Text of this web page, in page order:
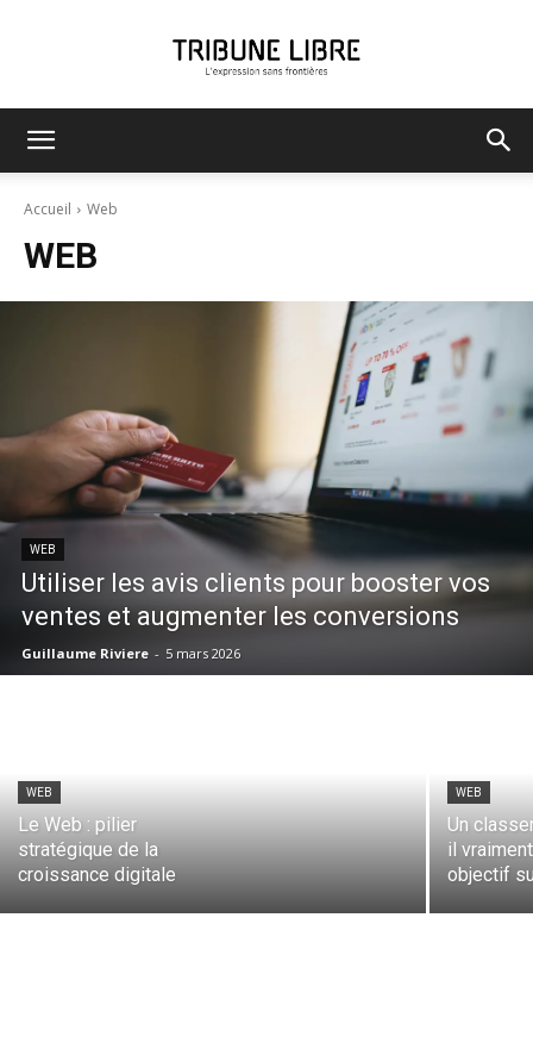
Accueil Web
WEB
WEB
Utiliser les avis clients pour booster vos
ventes et augmenter les conversions
Guillaume Riviere - 5 mars 2026
WEB
Le Web : pilier
stratégique de la
croissance digitale
WEB
Un
il
objectif